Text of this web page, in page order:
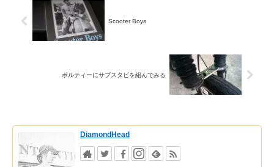
Scooter Boys
ボルティーにサブスタビを組んでみる
DiamondHead